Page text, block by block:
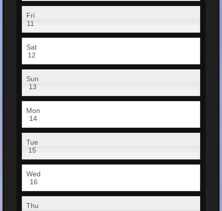
Fri
11
Sat
12
Sun
13
Mon
14
Tue
15
Wed
16
Thu